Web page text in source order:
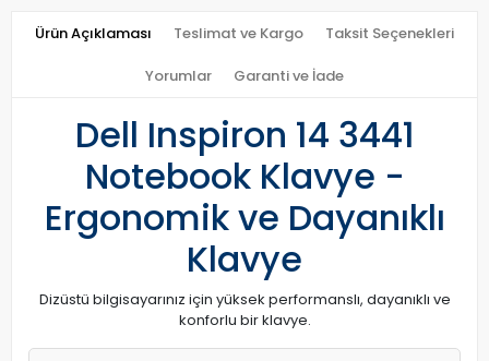
Ürün Açıklaması Teslimat ve Kargo Taksit Seçenekleri
Yorumlar Garanti ve İade
Dell Inspiron 14 3441
Notebook Klavye -
Ergonomik ve Dayanıklı
Klavye
Dizüstü bilgisayarınız için yüksek performanslı, dayanıklı ve
konforlu bir klavye.